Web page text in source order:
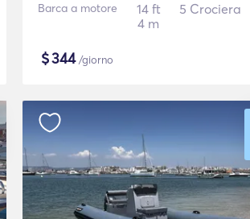
Barca a motore
14 ft
4 m
5 Crociera
$344/giorno